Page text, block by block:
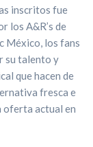
inscritos fue
los A&R’s de
México, los fans
su talento y
que hacen de
fresca e
oferta actual en